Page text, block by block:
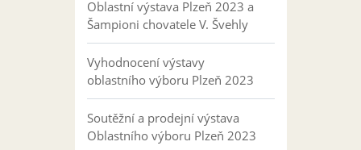
Oblastní výstava Plzeň 2023 a
Šampioni chovatele V. Švehly
Vyhodnocení výstavy
oblastního výboru Plzeň 2023
Soutěžní a prodejní výstava
Oblastního výboru Plzeň 2023